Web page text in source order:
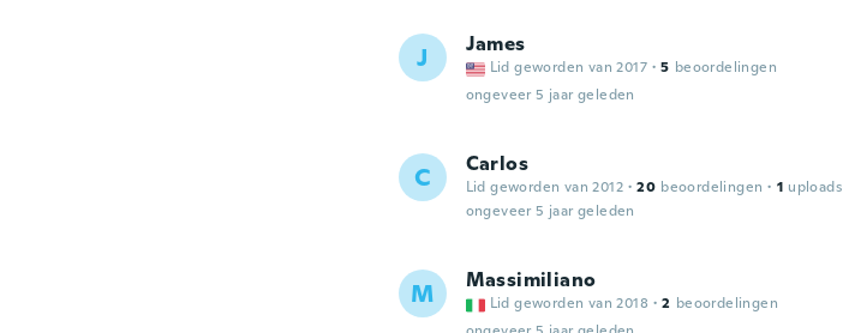
J James
Lid geworden van 2017 · 5 beoordelingen
ongeveer 5 jaar geleden
C Carlos
Lid geworden van 2012 · 20 beoordelingen · 1 uploads
ongeveer 5 jaar geleden
M Massimiliano
Lid geworden van 2018 · 2 beoordelingen